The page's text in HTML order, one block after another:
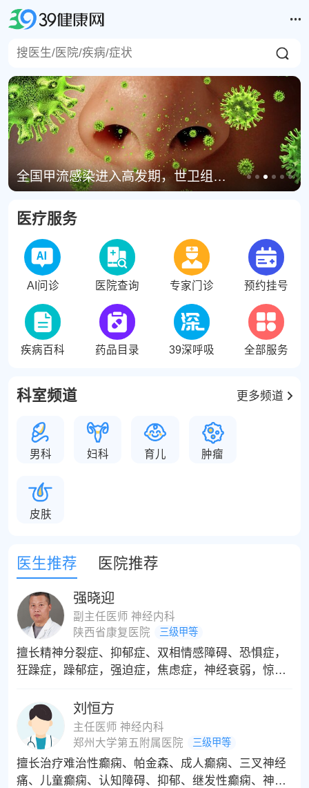
全国甲流感染进入高发期，世卫组织主张流感疫苗停“四”转“三”
医疗服务
AI问诊 医院查询 专家门诊 预约挂号
疾病百科 药品目录 39深呼吸 全部服务
科室频道 更多频道
男科 妇科 育儿 肿瘤
皮肤
医生推荐 医院推荐
强晓迎
副主任医师 神经内科
三级甲等
陕西省康复医院
擅长精神分裂症、抑郁症、双相情感障碍、恐惧症，
狂躁症，躁郁症，强迫症，焦虑症，神经衰弱，惊恐
躁狂发作，重度抑郁发作，惊恐发作，轻度人格障
碍，脑瘫，面瘫，头晕，头痛，帕金森，三叉神经
痛，眩晕症，被害妄想症，急性应激反应，躯体疾病
所致精神障碍，神经性贪食，社交恐惧症，精神障
碍，失神癫痫、（羊角风、羊癫风、羊羔风、羊痫
刘恒方
主任医师 神经内科
三级甲等
郑州大学第五附属医院
擅长治疗难治性癫痫、帕金森、成人癫痫、三叉神经
痛、儿童癫痫、认知障碍、抑郁、继发性癫痫、神经